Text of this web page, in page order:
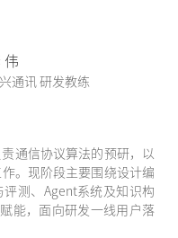
伟
通讯 研发教练
通信协议算法的预研，以
。现阶段主要围绕设计编
测、Agent系统及知识构
能，面向研发一线用户落